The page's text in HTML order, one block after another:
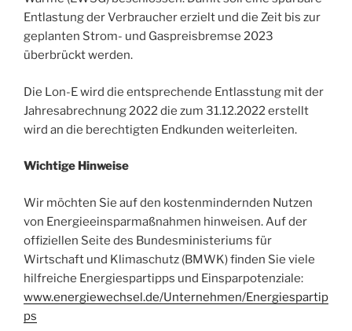
Entlastung der Verbraucher erzielt und die Zeit bis zur
geplanten Strom- und Gaspreisbremse 2023
überbrückt werden.
Die Lon-E wird die entsprechende Entlasstung mit der
Jahresabrechnung 2022 die zum 31.12.2022 erstellt
wird an die berechtigten Endkunden weiterleiten.
Wichtige Hinweise
Wir möchten Sie auf den kostenmindernden Nutzen
von Energieeinsparmaßnahmen hinweisen. Auf der
offiziellen Seite des Bundesministeriums für
Wirtschaft und Klimaschutz (BMWK) finden Sie viele
hilfreiche Energiespartipps und Einsparpotenziale:
www.energiewechsel.de/Unternehmen/Energiespartip
ps